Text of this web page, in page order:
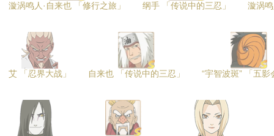
漩涡鸣人·自来也 「修行之旅」 纲手 「传说中的三忍」 漩涡
艾 「忍界大战」 自来也 「传说中的三忍」 “宇智波斑” 「五影